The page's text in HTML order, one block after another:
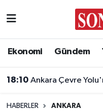
Ekonomi Gündem
18:10 Ankara Çevre
HABERLER ANKARA
Asayiş
Ankara Nöbetçi